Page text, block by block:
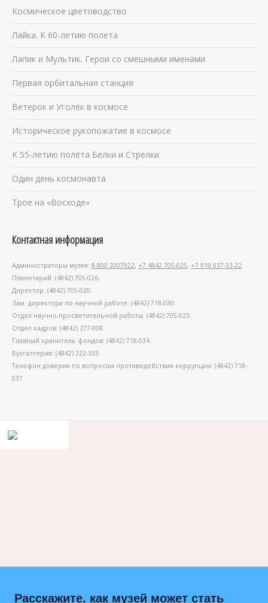
Космическое цветоводство
Лайка. К 60-летию полета
Лапик и Мультик. Герои со смешными именами
Первая орбитальная станция
Ветерок и Уголёк в космосе
Историческое рукопожатие в космосе
К 55-летию полёта Белки и Стрелки
Один день космонавта
Трое на «Восходе»
Контактная информация
Администраторы музея: 8 800 2007922, +7 4842 705-025, +7 919 037-33-22
Планетарий: (4842) 705-026.
Директор: (4842) 705-020.
Зам. директора по научной работе: (4842) 718-030.
Отдел научно-просветительной работы: (4842) 705-023.
Отдел кадров: (4842) 277-008.
Главный хранитель фондов: (4842) 718-034.
Бухгалтерия: (4842) 222-333.
Телефон доверия по вопросам противодействия коррупции: (4842) 718-
037.
Расскажите, как музей может стать